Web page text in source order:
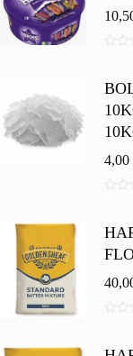
e
4,00
e
e